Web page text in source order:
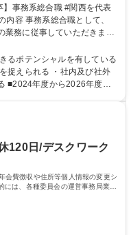
業務に従事していただきま
務 ■海外に関係する各種業
適性及び将来のキャリアを
育成】OJTでの現場育成や研
るポテンシャルを有している
捉えられる ・社内及び社外
ま
や気候変動による自然災害の
要性が高まっています。
の実現に貢献してまいりま
資格：
120日/デスクワーク
会費徴収や住所等個人情報の変更シ
は、各種委員会の運営事務局業務